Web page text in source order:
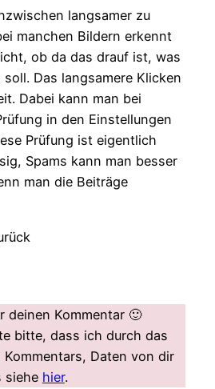
langsamer zu
manchen Bildern erkennt
ob da das drauf ist, was
Das langsamere Klicken
Dabei kann man bei
in den Einstellungen
Prüfung ist eigentlich
Spams kann man besser
man die Beiträge
deinen Kommentar 🙂
bitte, dass ich durch das
Daten von dir
siehe hier.